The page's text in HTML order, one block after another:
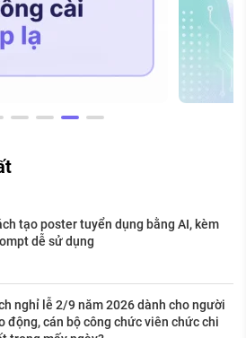
tạo poster tuyển dụng bằng AI, kèm
dễ sử dụng
nghỉ lễ 2/9 năm 2026 dành cho người
động, cán bộ công chức viên chức chi